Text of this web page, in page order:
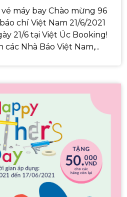
máy bay Chào mừng 96
chí Việt Nam 21/6/2021
21/6 tại Việt Úc Booking!
Nhà Báo Việt Nam,...